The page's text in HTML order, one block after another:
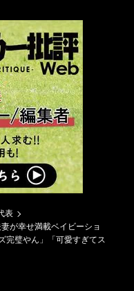
表
が幸せ満載ベイビーショ
完璧やん」「可愛すぎてス